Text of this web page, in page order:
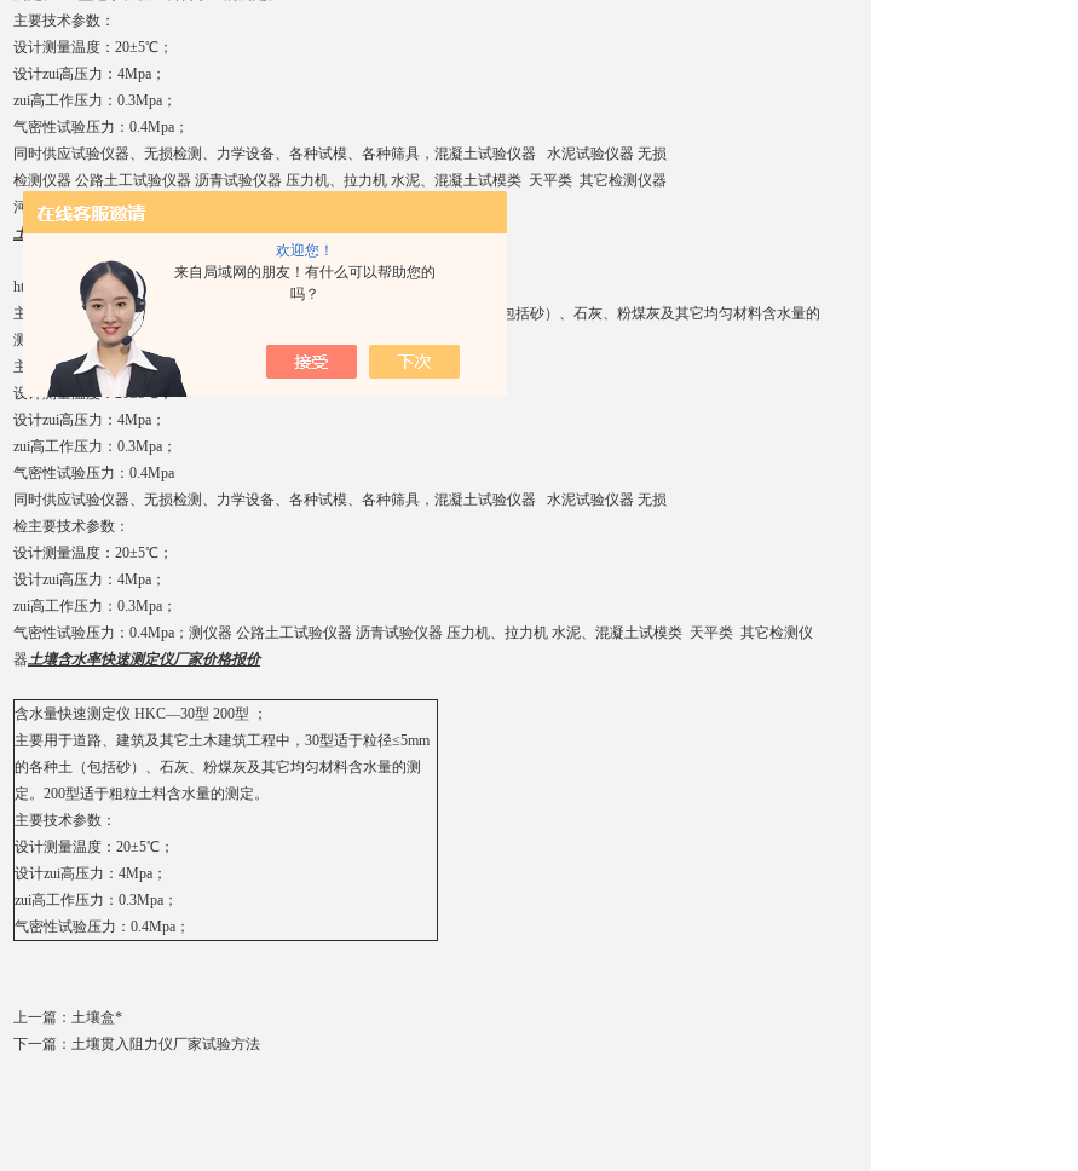
欢迎您！
来自局域网的朋友！有什么可以帮助您的
吗？
主要技术参数：
设计测量温度：20±5℃；
设计zui高压力：4Mpa；
zui高工作压力：0.3Mpa；
气密性试验压力：0.4Mpa；
同时供应试验仪器、无损检测、力学设备、各种试模、各种筛具，混凝土试验仪器 水泥试验仪器 无损
检测仪器 公路土工试验仪器 沥青试验仪器 压力机、拉力机 水泥、混凝土试模类 天平类 其它检测仪器
河北路仪
土壤含水率快速测定仪厂家价格报价
http://www.010yq.com
主要用于道路、建筑及其它土木建筑工程中，30型适于粒径≤5mm的各种土（包括砂）、石灰、粉煤灰及其它均匀材料含水量的
测定。200型适于粗粒土料含水量的测定。
主要技术参数：
设计测量温度：20±5℃；
设计zui高压力：4Mpa；
zui高工作压力：0.3Mpa；
气密性试验压力：0.4Mpa
同时供应试验仪器、无损检测、力学设备、各种试模、各种筛具，混凝土试验仪器 水泥试验仪器 无损
检主要技术参数：
设计测量温度：20±5℃；
设计zui高压力：4Mpa；
zui高工作压力：0.3Mpa；
气密性试验压力：0.4Mpa；测仪器 公路土工试验仪器 沥青试验仪器 压力机、拉力机 水泥、混凝土试模类 天平类 其它检测仪
器土壤含水率快速测定仪厂家价格报价
含水量快速测定仪 HKC—30型 200型 ；
主要用于道路、建筑及其它土木建筑工程中，30型适于粒径≤5mm
的各种土（包括砂）、石灰、粉煤灰及其它均匀材料含水量的测
定。200型适于粗粒土料含水量的测定。
主要技术参数：
设计测量温度：20±5℃；
设计zui高压力：4Mpa；
zui高工作压力：0.3Mpa；
气密性试验压力：0.4Mpa；
上一篇： 土壤盒*
下一篇： 土壤贯入阻力仪厂家试验方法